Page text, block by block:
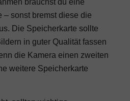
brauchst du eine
– sonst bremst diese die
Die Speicherkarte sollte
in guter Qualität fassen
die Kamera einen zweiten
weitere Speicherkarte